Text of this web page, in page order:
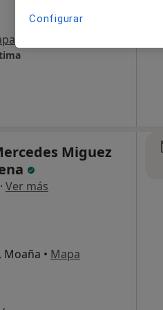
Miguez
· Ver más
Moaña • Mapa
Configurar